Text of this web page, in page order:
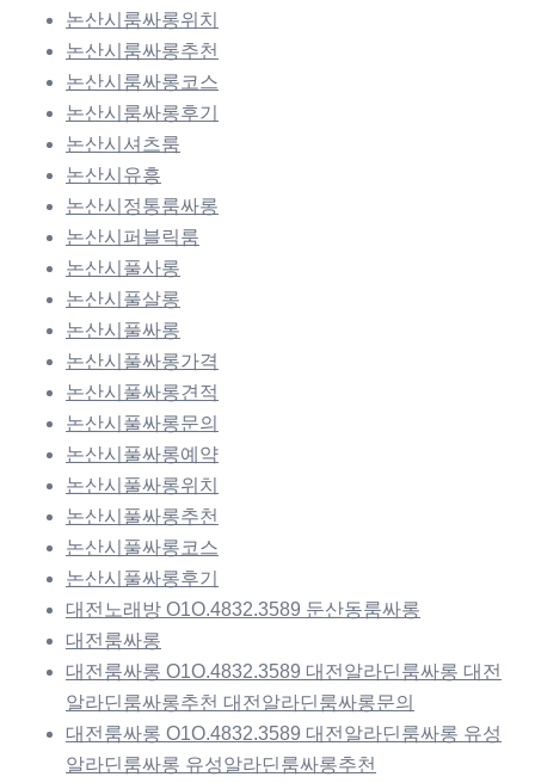
논산시룸싸롱위치
논산시룸싸롱추천
논산시룸싸롱코스
논산시룸싸롱후기
논산시셔츠룸
논산시유흥
논산시정통룸싸롱
논산시퍼블릭룸
논산시풀사롱
논산시풀살롱
논산시풀싸롱
논산시풀싸롱가격
논산시풀싸롱견적
논산시풀싸롱문의
논산시풀싸롱예약
논산시풀싸롱위치
논산시풀싸롱추천
논산시풀싸롱코스
논산시풀싸롱후기
대전노래방 O1O.4832.3589 둔산동룸싸롱
대전룸싸롱
대전룸싸롱 O1O.4832.3589 대전알라딘룸싸롱 대전
알라딘룸싸롱추천 대전알라딘룸싸롱문의
대전룸싸롱 O1O.4832.3589 대전알라딘룸싸롱 유성
알라딘룸싸롱 유성알라딘룸싸롱추천